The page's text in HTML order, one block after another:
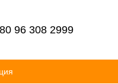
96 308 2999